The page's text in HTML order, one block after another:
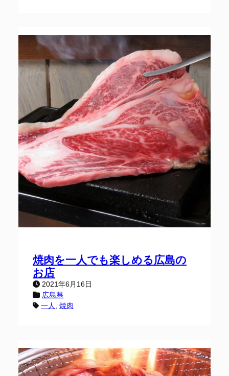
焼肉を一人でも楽しめる広島の
お店
2021年6月16日
広島県
一人
焼肉